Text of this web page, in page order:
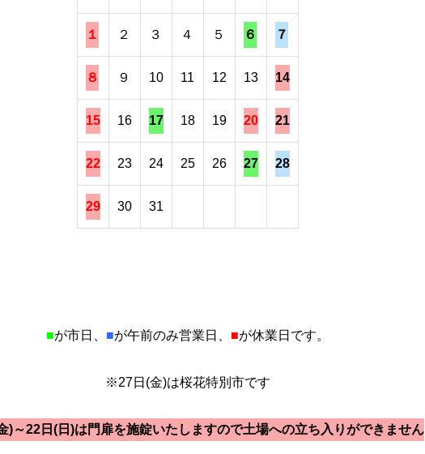
１ ２ ３ ４ ５ ６ ７
８ ９ 10 11 12 13 14
15 16 17 18 19 20 21
22 23 24 25 26 27 28
29 30 31
■が市日、 ■が午前のみ営業日、 ■が休業日です。
※27日(金)は桜花特別市です
)～22日(日)は門扉を施錠いたしますので土場への立ち入りができません